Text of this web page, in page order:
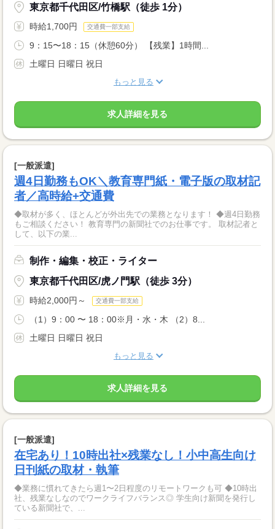
東京都千代田区/竹橋駅（徒歩 1分）
時給1,700円 交通費一部支給
9：15〜18：15（休憩60分） 【残業】1時間...
土曜日 日曜日 祝日
もっと見る
求人詳細を見る
[一般派遣]
週4日勤務もOK＼教育専門紙・電子版の取材記
者／高時給+交通費
◆取材が多く、ほとんどが外出先での業務となります！ ◆週4日勤務
もご相談ください！ 教育専門の新聞社でのお仕事です。 取材記者と
して、以下の業...
制作・編集・校正・ライター
東京都千代田区/虎ノ門駅（徒歩 3分）
時給2,000円～ 交通費一部支給
（1）9：00 〜 18：00※月・水・木 （2）8...
土曜日 日曜日 祝日
もっと見る
求人詳細を見る
[一般派遣]
在宅あり！10時出社×残業なし！小中高生向け
日刊紙の取材・執筆
◆業務に慣れてきたら週1〜2日程度のリモートワークも可 ◆10時出
社、残業なしなのでワークライフバランス◎ 学生向け新聞を発行し
ている新聞社で、...